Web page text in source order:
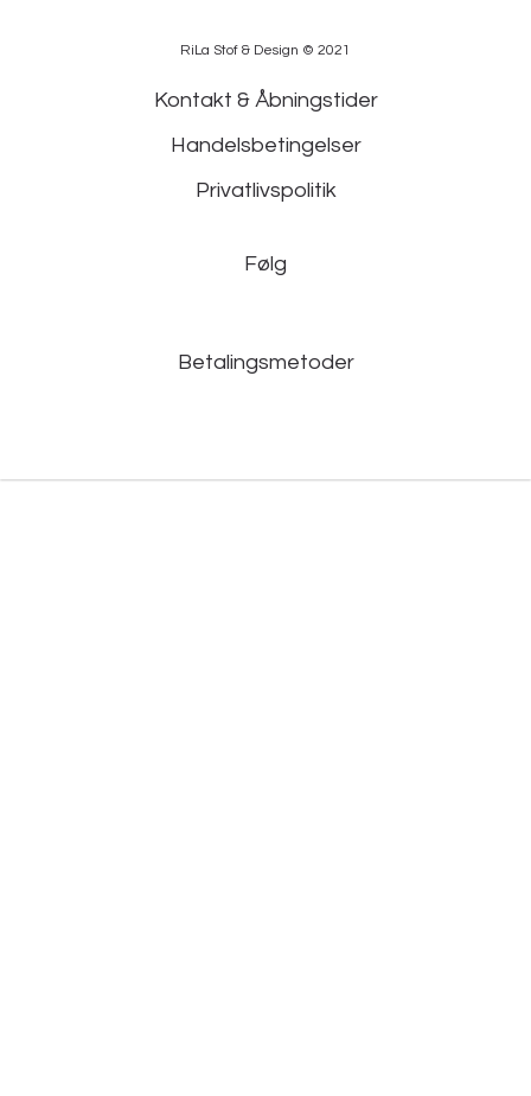
RiLa Stof & Design © 2021
Kontakt & Åbningstider
Handelsbetingelser
Privatlivspolitik
Følg
Betalingsmetoder